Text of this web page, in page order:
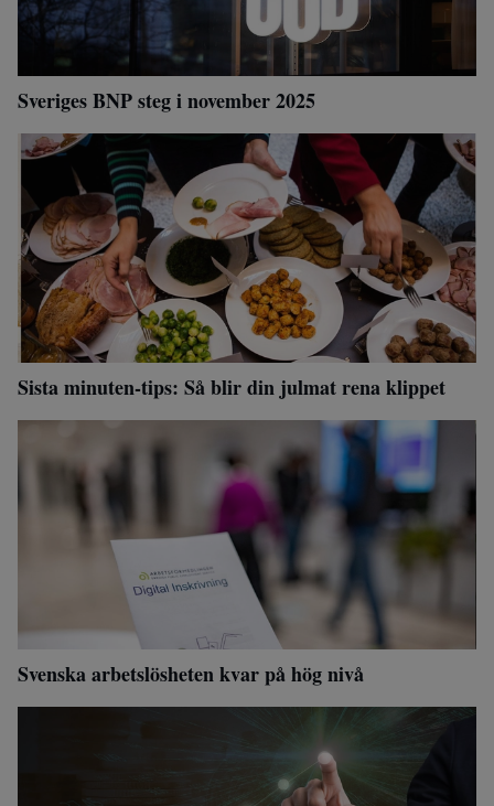
Sveriges BNP steg i november 2025
Sista minuten-tips: Så blir din julmat rena klippet
Svenska arbetslösheten kvar på hög nivå